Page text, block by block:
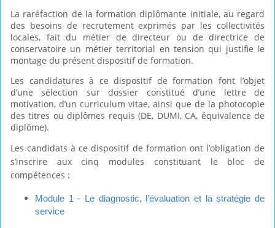
La raréfaction de la formation diplômante initiale, au regard
des besoins de recrutement exprimés par les collectivités
locales, fait du métier de directeur ou de directrice de
conservatoire un métier territorial en tension qui justifie le
montage du présent dispositif de formation.
Les candidatures à ce dispositif de formation font l’objet
d’une sélection sur dossier constitué d’une lettre de
motivation, d’un curriculum vitae, ainsi que de la photocopie
des titres ou diplômes requis (DE, DUMI, CA, équivalence de
diplôme).
Les candidats à ce dispositif de formation ont l’obligation de
s’inscrire aux cinq modules constituant le bloc de
compétences :
Module 1 - Le diagnostic, l’évaluation et la stratégie de
service